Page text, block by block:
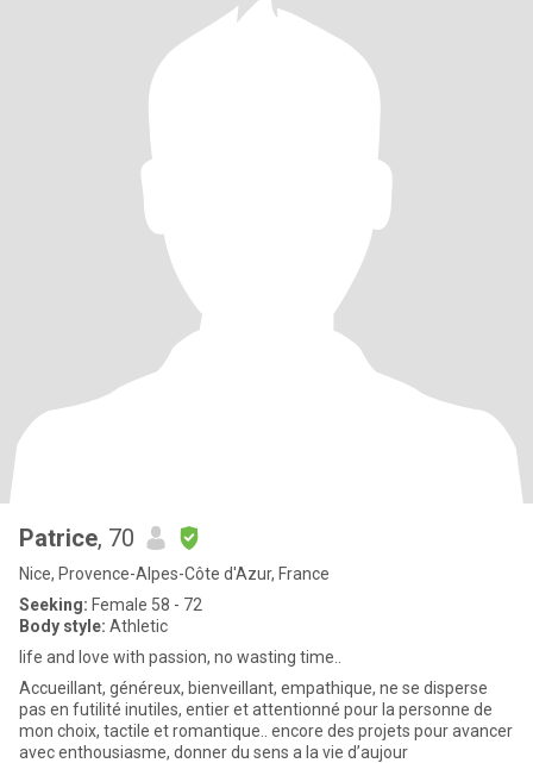
Patrice, 70
Nice, Provence-Alpes-Côte d'Azur, France
Seeking: Female 58 - 72
Body style: Athletic
life and love with passion, no wasting time..
Accueillant, généreux, bienveillant, empathique, ne se disperse
pas en futilité inutiles, entier et attentionné pour la personne de
mon choix, tactile et romantique.. encore des projets pour avancer
avec enthousiasme, donner du sens a la vie d’aujour